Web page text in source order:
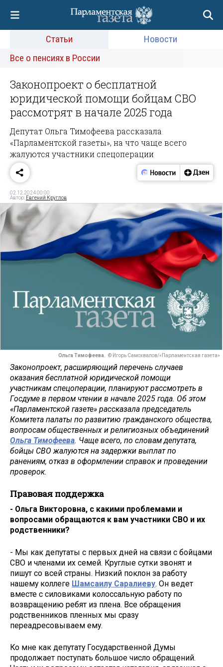
Статьи
Новости
Все о пенсиях в России
Законопроект о бесплатной
юридической помощи бойцам СВО
рассмотрят в начале 2025 года
Депутат Ольга Тимофеева рассказала
«Парламентской газеты», на что чаще всего
жалуются участники спецоперации
02.12.2024 00:00
Автор: Евгений Круглов
Ольга Тимофеева. © Игорь Самохвалов/«Парламентская газета»
Законопроект, расширяющий перечень случаев
оказания бесплатной юридической помощи
участникам спецоперации, планируют рассмотреть в
Госдуме в первом чтении в начале 2025 года. Об этом
«Парламентской газете» рассказала председатель
Комитета палаты по развитию гражданского общества,
вопросам общественных и религиозных объединений
Ольга Тимофеева. Чаще всего, по словам депутата,
бойцы СВО жалуются на задержки выплат по
ранениям, отказ в оформлении справок и проведении
проверок.
Правовая поддержка
- Ольга Викторовна, с какими проблемами и
вопросами обращаются к вам участники СВО и их
родственники?
- Мы как депутаты с первых дней на связи с бойцами
СВО и членами их семей. Круглые сутки звонят и
пишут со всей страны. Низкий поклон за работу
нашему коллеге Шамсаилу Саралиеву. Он ведет
вместе с силовиками колоссальную работу по
возвращению ребят из плена. Все обращения
родственников пленных мы сразу
переадресовываем ему.
Ко мне как депутату Государственной Думы
продолжает поступать большое число обращений.